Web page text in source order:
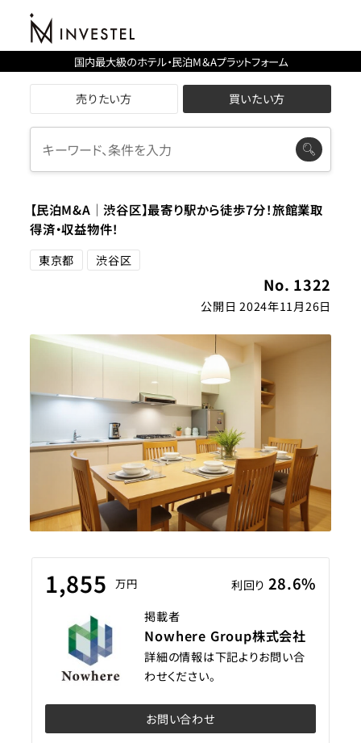
国内最大級のホテル・民泊M＆Aプラットフォーム
売りたい方 買いたい方
【民泊M&A│渋谷区】最寄り駅から徒歩7分！旅館業取
得済・収益物件！
東京都 渋谷区
No. 1322
公開日 2024年11月26日
1,855 万円 利回り 28.6%
掲載者
Nowhere Group株式会社
詳細の情報は下記よりお問い合
わせください。
お問い合わせ